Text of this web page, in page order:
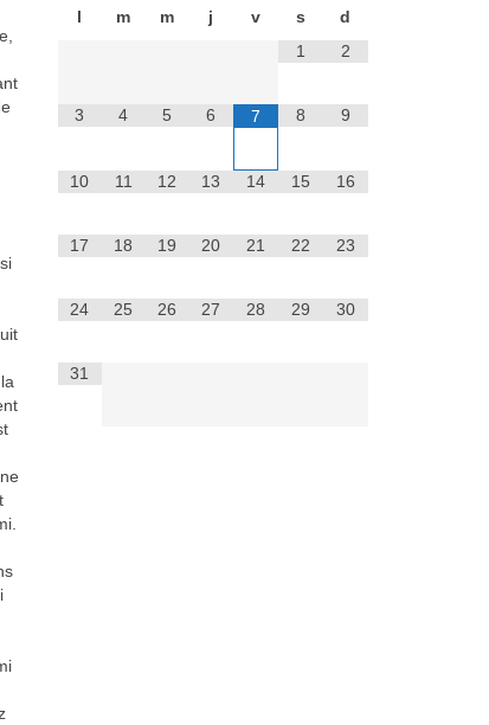
l m m j v s
d
1
2
3 4 5 6 7 8 9
10 11 12 13 14 15 16
17 18 19 20 21 22 23
24 25 26 27 28 29 30
31